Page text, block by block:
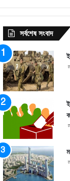
সর্বশেষ সংবাদ